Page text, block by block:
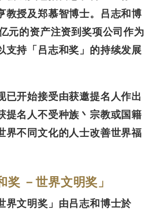
教授及郑慕智博士。吕志和博
元的资产注资到奖项公司作为
支持「吕志和奖」的持续发展
已开始接受由获邀提名人作出
提名人不受种族丶宗教或国籍
界不同文化的人士改善世界福
奖 －世界文明奖」
界文明奖」由吕志和博士於